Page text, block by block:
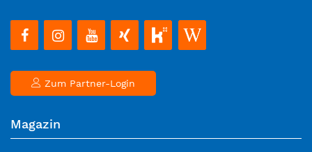
Zum Partner-Login
Magazin